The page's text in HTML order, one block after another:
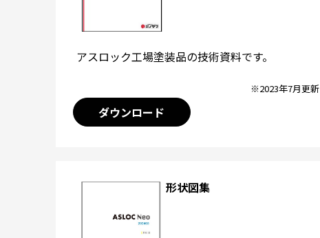
アスロック工場塗装品の技術資料です。
※2023年7月更新
ダウンロード
形状図集